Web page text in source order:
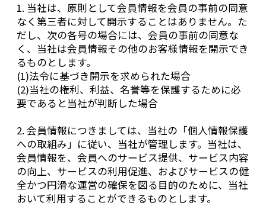
1. 当社は、原則として会員情報を会員の事前の同意
なく第三者に対して開示することはありません。た
だし、次の各号の場合には、会員の事前の同意な
く、当社は会員情報その他のお客様情報を開示でき
るものとします。
(1)法令に基づき開示を求められた場合
(2)当社の権利、利益、名誉等を保護するために必
要であると当社が判断した場合
2. 会員情報につきましては、当社の「個人情報保護
への取組み」に従い、当社が管理します。当社は、
会員情報を、会員へのサービス提供、サービス内容
の向上、サービスの利用促進、およびサービスの健
全かつ円滑な運営の確保を図る目的のために、当社
おいて利用することができるものとします。